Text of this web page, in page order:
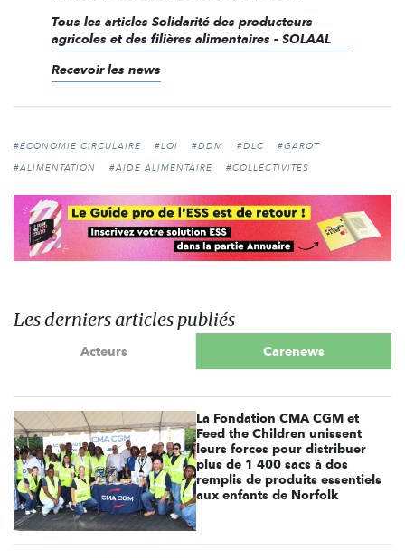
Tous les articles Solidarité des producteurs
agricoles et des filières alimentaires - SOLAAL
Recevoir les news
#ÉCONOMIE CIRCULAIRE #LOI #DDM #DLC
#GAROT
#ALIMENTATION
#AIDE ALIMENTAIRE #COLLECTIVITÉS
Les derniers articles publiés
Acteurs Carenews
La Fondation CMA CGM et
Feed the Children unissent
leurs forces pour distribuer
plus de 1 400 sacs à dos
remplis de produits essentiels
aux enfants de Norfolk